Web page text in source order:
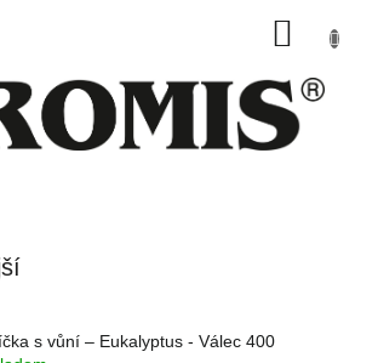
s vůní – Eukalyptus - Válec 400